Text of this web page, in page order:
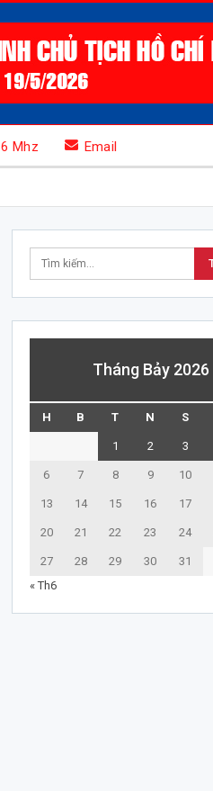
Mhz Email
Tháng Bảy 2026
H B T N S
1 2 3
6 7 8 9 10
13 14 15 16 17
20 21 22 23 24
27 28 29 30
31
« Th6